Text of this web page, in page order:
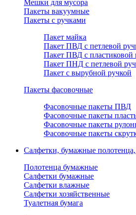
Мешки для мусора
Пакеты вакуумные
Пакеты с ручками
Пакет майка
Пакет ПВД с петлевой
Пакет ПВД с пластиковой
Пакет ПНД с петлевой
Пакет с вырубной ручкой
Пакеты фасовочные
Фасовочные пакеты ПВД
Фасовочные пакеты
Фасовочные пакеты
Фасовочные пакеты
Салфетки, бумажные полотенца,
Полотенца бумажные
Салфетки бумажные
Салфетки влажные
Салфетки хозяйственные
Туалетная бумага